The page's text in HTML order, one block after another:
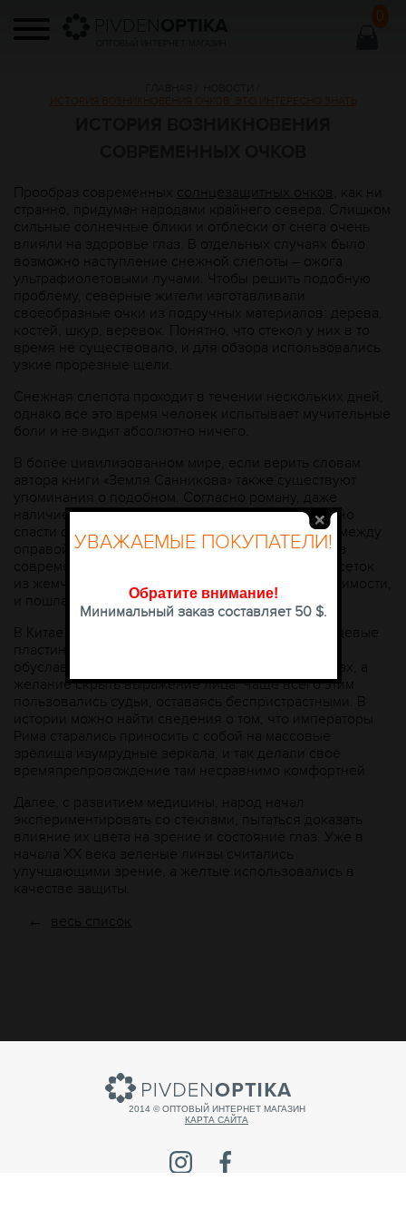
0
ИСТОРИЯ ВОЗНИКНОВЕНИЯ ОЧКОВ: ЭТО ИНТЕРЕСНО ЗНАТЬ
Прообраз современных солнцезащитных очков
, как ни
странно, придуман народами крайнего севера. Слишком
сильные солнечные блики и отблески от снега очень
влияли на здоровье глаз. В отдельных случаях было
возможно наступление снежной слепоты – ожога
ультрафиолетовыми лучами. Чтобы решить подобную
проблему, северные жители изготавливали
своеобразные очки из подручных материалов: дерева,
костей, шкур, веревок. Понятно, что стекол у них в то
время не существовало, и для обзора использовались
узкие прорезные щели.
Снежная слепота проходит в течении нескольких дней,
однако все это время человек испытывает мучительные
боли и не видит абсолютно ничего.
В более цивилизованном мире, если верить словам
автора книги «Земля Санникова» также существуют
упоминания о подобном. Согласно роману, даже
наличие очень темных стекол у очков не способно
спасти от слепоты, если существует промежуток между
оправой и лицом. Поэтому окуляры, как прообраз
современных очков видоизменяли при помощи сеток
из жемчуга или перламутра. Отсюда, по всей видимости,
и пошла традиция украшать аксессуар.
В Китае же людьми использовались тонкие кварцевые
пластинки. Вот только необходимость в них
обуславливалась не заботой о собственных глазах, а
желание скрыть выражение лица. Чаще всего этим
пользовались судьи, оставаясь беспристрастными. В
истории можно найти сведения о том, что императоры
Рима старались приносить с собой на массовые
зрелища изумрудные зеркала, и так делали свое
времяпрепровождение там несравнимо комфортней.
Далее, с развитием медицины, народ начал
экспериментировать со стеклами, пытаться доказать
влияние их цвета на зрение и состояние глаз. Уже в
начала ХХ века зеленые линзы считались
улучшающими зрение, а желтые использовались в
качестве защиты.
← весь список
УВАЖАЕМЫЕ ПОКУПАТЕЛИ!
Обратите внимание!
Минимальный заказ составляет 50 $.
2014 © ОПТОВЫЙ ИНТЕРНЕТ МАГАЗИН
КАРТА САЙТА